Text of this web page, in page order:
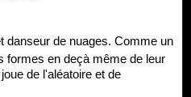
danseur de nuages. Comme un
formes en deçà même de leur
de l'aléatoire et de